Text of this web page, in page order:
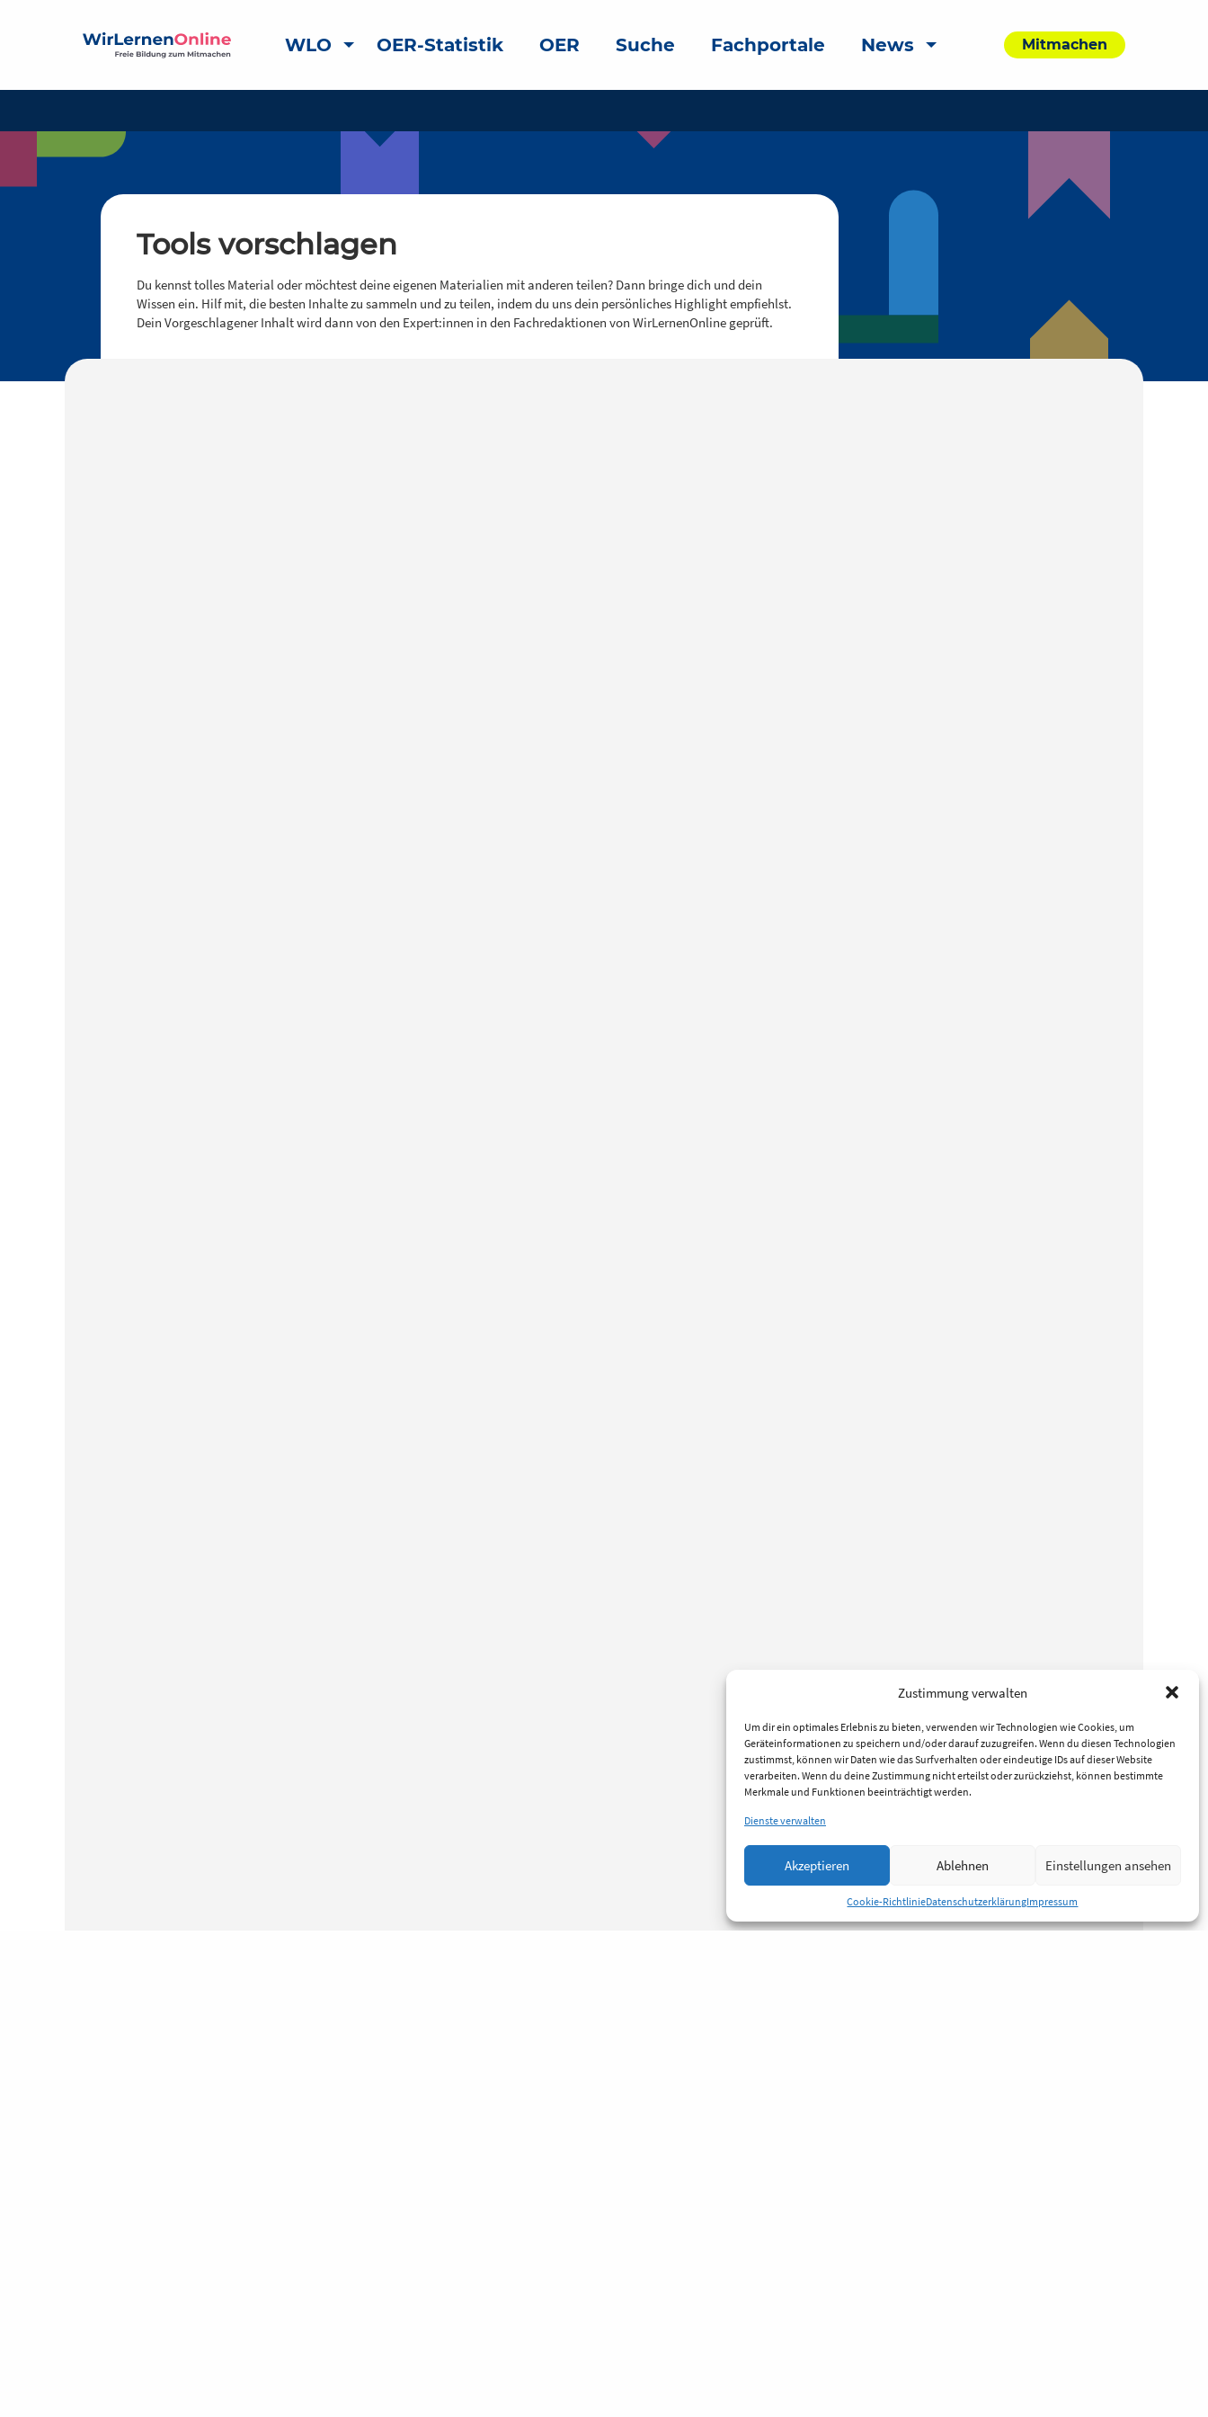
Zustimmung verwalten
Um dir ein optimales Erlebnis zu bieten, verwenden wir Technologien wie Cookies, um
Geräteinformationen zu speichern und/oder darauf zuzugreifen. Wenn du diesen Technologien
zustimmst, können wir Daten wie das Surfverhalten oder eindeutige IDs auf dieser Website
verarbeiten. Wenn du deine Zustimmung nicht erteilst oder zurückziehst, können bestimmte
Merkmale und Funktionen beeinträchtigt werden.
Dienste verwalten
Akzeptieren Ablehnen Einstellungen ansehen
Cookie-RichtlinieDatenschutzerklärungImpressum
WLO OER-Statistik OER Suche Fachportale News Mitmachen
Tools vorschlagen
Du kennst tolles Material oder möchtest deine eigenen Materialien mit anderen teilen? Dann bringe dich und dein
Wissen ein. Hilf mit, die besten Inhalte zu sammeln und zu teilen, indem du uns dein persönliches Highlight empfiehlst.
Dein Vorgeschlagener Inhalt wird dann von den Expert:innen in den Fachredaktionen von WirLernenOnline geprüft.